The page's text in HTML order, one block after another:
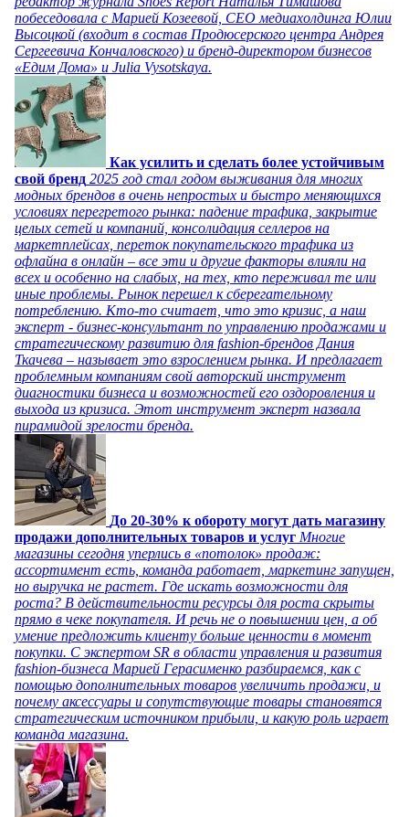
побеседовала с Марией Козеевой, СЕО медиахолдинга Юлии
Высоцкой (входит в состав Продюсерского центра Андрея
Сергеевича Кончаловского) и бренд-директором бизнесов
«Едим Дома» и Julia Vysotskaya.
Как усилить и сделать более устойчивым
свой бренд 2025 год стал годом выживания для многих
модных брендов в очень непростых и быстро меняющихся
условиях перегретого рынка: падение трафика, закрытие
целых сетей и компаний, консолидация селлеров на
маркетплейсах, переток покупательского трафика из
офлайна в онлайн – все эти и другие факторы влияли на
всех и особенно на слабых, на тех, кто переживал те или
иные проблемы. Рынок перешел к сберегательному
потреблению. Кто-то считает, что это кризис, а наш
эксперт - бизнес-консультант по управлению продажами и
стратегическому развитию для fashion-брендов Дания
Ткачева – называет это взрослением рынка. И предлагает
проблемным компаниям свой авторский инструмент
диагностики бизнеса и возможностей его оздоровления и
выхода из кризиса. Этот инструмент эксперт назвала
пирамидой зрелости бренда.
До 20-30% к обороту могут дать магазину
продажи дополнительных товаров и услуг Многие
магазины сегодня уперлись в «потолок» продаж:
ассортимент есть, команда работает, маркетинг запущен,
но выручка не растет. Где искать возможности для
роста? В действительности ресурсы для роста скрыты
прямо в чеке покупателя. И речь не о повышении цен, а об
умение предложить клиенту больше ценности в момент
покупки. С экспертом SR в области управления и развития
fashion-бизнеса Марией Герасименко разбираемся, как с
помощью дополнительных товаров увеличить продажи, и
почему аксессуары и сопутствующие товары становятся
стратегическим источником прибыли, и какую роль играет
команда магазина.